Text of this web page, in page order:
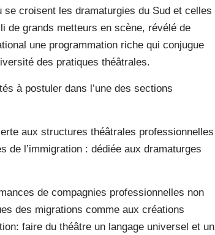
se croisent les dramaturgies du Sud et celles
de grands metteurs en scène, révélé de
une programmation riche qui conjugue
des pratiques théâtrales.
à postuler dans l’une des sections
aux structures théâtrales professionnelles
l’immigration : dédiée aux dramaturges
de compagnies professionnelles non
des migrations comme aux créations
faire du théâtre un langage universel et un